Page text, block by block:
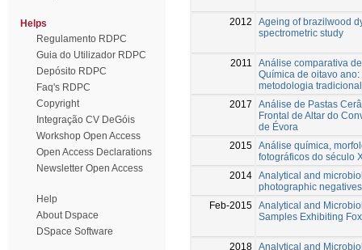
Helps
Regulamento RDPC
Guia do Utilizador RDPC
Depósito RDPC
Faq's RDPC
Copyright
Integração CV DeGóis
Workshop Open Access
Open Access Declarations
Newsletter Open Access
Help
About Dspace
DSpace Software
2012
Ageing of brazilwood
spectrometric study
2011
Análise comparativa
Química de oitavo
metodologia
2017
Análise de Pastas
Frontal de Altar do
de Évora
2015 Análise química,
fotográficos do século
2014 Analytical and
photographic negatives
Feb-2015 Analytical and
Samples Exhibiting
2018 Analytical and